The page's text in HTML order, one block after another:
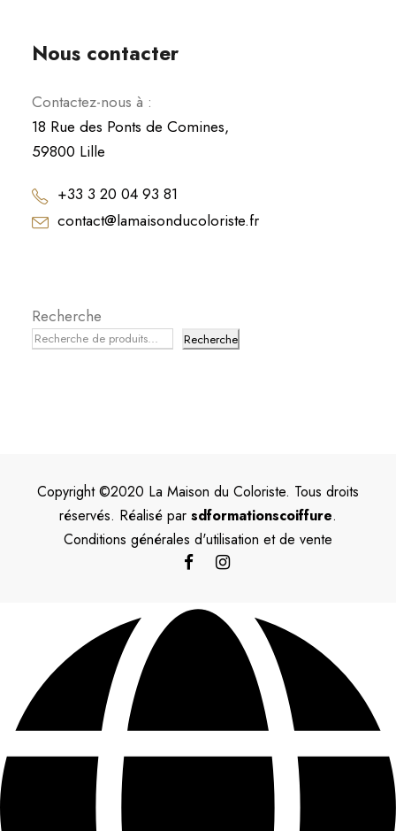
Nous contacter
Contactez-nous à :
18 Rue des Ponts de Comines,
59800 Lille
+33 3 20 04 93 81
contact@lamaisonducoloriste.fr
Recherche
Recherche
Copyright ©2020 La Maison du Coloriste. Tous droits
réservés. Réalisé par sdformationscoiffure.
Conditions générales d'utilisation et de vente